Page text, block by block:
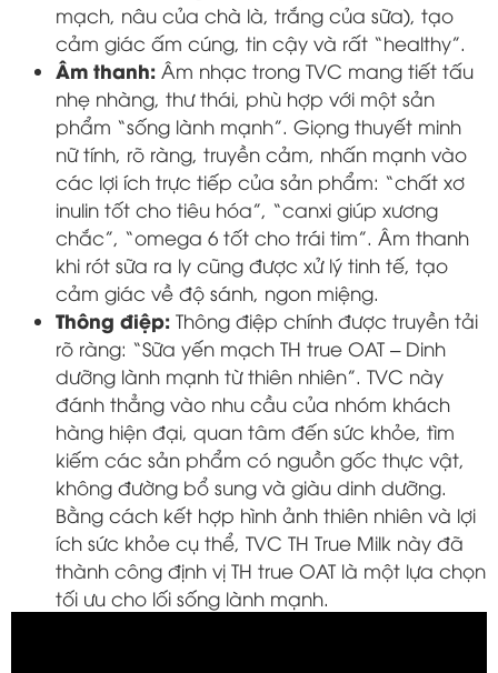
mạch, nâu của chà là, trắng của sữa), tạo
cảm giác ấm cúng, tin cậy và rất “healthy”.
Âm thanh: Âm nhạc trong TVC mang tiết tấu
nhẹ nhàng, thư thái, phù hợp với một sản
phẩm “sống lành mạnh”. Giọng thuyết minh
nữ tính, rõ ràng, truyền cảm, nhấn mạnh vào
các lợi ích trực tiếp của sản phẩm: “chất xơ
inulin tốt cho tiêu hóa”, “canxi giúp xương
chắc”, “omega 6 tốt cho trái tim”. Âm thanh
khi rót sữa ra ly cũng được xử lý tinh tế, tạo
cảm giác về độ sánh, ngon miệng.
Thông điệp: Thông điệp chính được truyền tải
rõ ràng: “Sữa yến mạch TH true OAT – Dinh
dưỡng lành mạnh từ thiên nhiên”. TVC này
đánh thẳng vào nhu cầu của nhóm khách
hàng hiện đại, quan tâm đến sức khỏe, tìm
kiếm các sản phẩm có nguồn gốc thực vật,
không đường bổ sung và giàu dinh dưỡng.
Bằng cách kết hợp hình ảnh thiên nhiên và lợi
ích sức khỏe cụ thể, TVC TH True Milk này đã
thành công định vị TH true OAT là một lựa chọn
tối ưu cho lối sống lành mạnh.